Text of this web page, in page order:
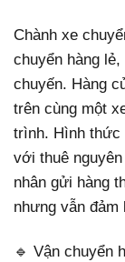
Chành xe
chuyển hàng
chuyến. Hàng
trên cùng một
trình. Hình thức
với thuê
nhân gửi hàng
nhưng vẫn đảm
🔹 Vận chuyển